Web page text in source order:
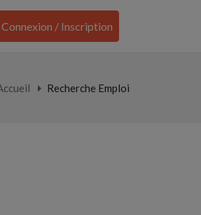
Connexion / Inscription
Recherche Emploi